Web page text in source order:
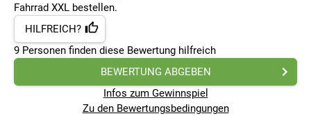
Fahrrad XXL bestellen.
HILFREICH?
9 Personen finden diese Bewertung hilfreich
BEWERTUNG ABGEBEN
Infos zum Gewinnspiel
Zu den Bewertungsbedingungen